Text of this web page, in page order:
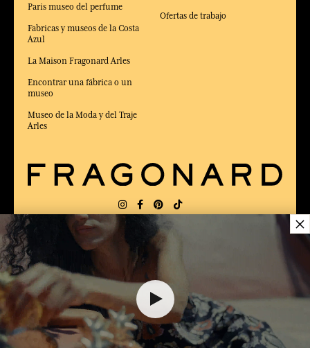
$ 11.00
Paris museo del perfume
Fabricas y museos de la Costa
Azul
La Maison Fragonard Arles
Encontrar una fábrica o un
museo
Museo de la Moda y del Traje
Arles
Ofertas de trabajo
ENTREGA: US
ELEGIDO MEJOR SITIO DE COMERCIO
en Línea 2025 por la revista Capital
×